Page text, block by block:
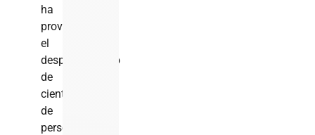
ha
provocado
el
desplazamiento
de
cientos
de
personas.